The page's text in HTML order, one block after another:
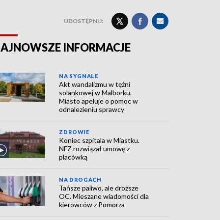
UDOSTĘPNIJ:
INFORMACJE
NA SYGNALE
Akt wandalizmu w tężni
solankowej w Malborku.
Miasto apeluje o pomoc w
odnalezieniu sprawcy
ZDROWIE
Koniec szpitala w Miastku.
NFZ rozwiązał umowę z
placówką
NA DROGACH
Tańsze paliwo, ale droższe
OC. Mieszane wiadomości dla
kierowców z Pomorza